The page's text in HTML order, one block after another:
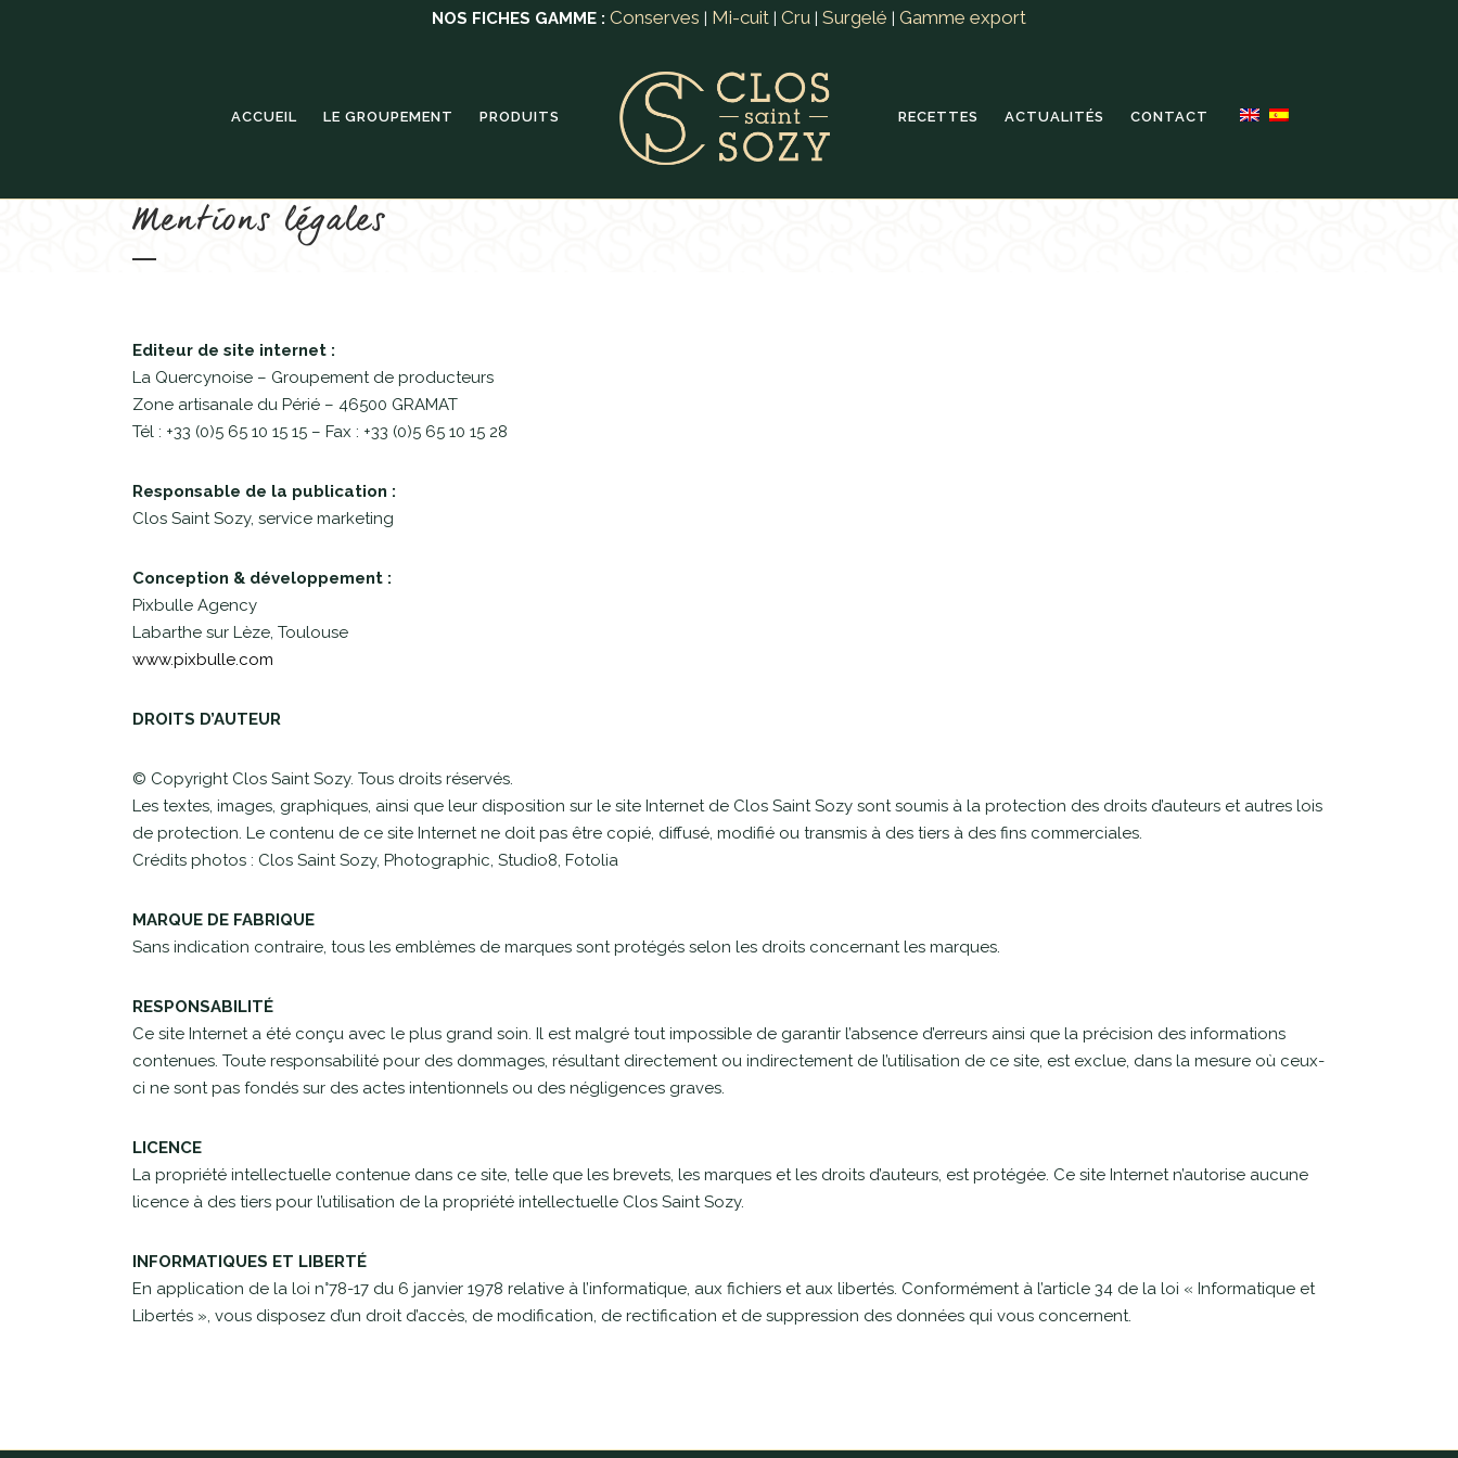
NOS FICHES GAMME : Conserves | Mi-cuit | Cru | Surgelé | Gamme export
ACCUEIL LE GROUPEMENT PRODUITS RECETTES ACTUALITÉS CONTACT
Mentions légales
Editeur de site internet :
La Quercynoise – Groupement de producteurs
Zone artisanale du Périé – 46500 GRAMAT
Tél : +33 (0)5 65 10 15 15 – Fax : +33 (0)5 65 10 15 28
Responsable de la publication :
Clos Saint Sozy, service marketing
Conception & développement :
Pixbulle Agency
Labarthe sur Lèze, Toulouse
www.pixbulle.com
DROITS D’AUTEUR
© Copyright Clos Saint Sozy. Tous droits réservés.
Les textes, images, graphiques, ainsi que leur disposition sur le site Internet de Clos Saint Sozy sont soumis à la protection des droits d’auteurs et autres lois
de protection. Le contenu de ce site Internet ne doit pas être copié, diffusé, modifié ou transmis à des tiers à des fins commerciales.
Crédits photos : Clos Saint Sozy, Photographic, Studio8, Fotolia
MARQUE DE FABRIQUE
Sans indication contraire, tous les emblèmes de marques sont protégés selon les droits concernant les marques.
RESPONSABILITÉ
Ce site Internet a été conçu avec le plus grand soin. Il est malgré tout impossible de garantir l’absence d’erreurs ainsi que la précision des informations
contenues. Toute responsabilité pour des dommages, résultant directement ou indirectement de l’utilisation de ce site, est exclue, dans la mesure où ceux-
ci ne sont pas fondés sur des actes intentionnels ou des négligences graves.
LICENCE
La propriété intellectuelle contenue dans ce site, telle que les brevets, les marques et les droits d’auteurs, est protégée. Ce site Internet n’autorise aucune
licence à des tiers pour l’utilisation de la propriété intellectuelle Clos Saint Sozy.
INFORMATIQUES ET LIBERTÉ
En application de la loi n°78-17 du 6 janvier 1978 relative à l’informatique, aux fichiers et aux libertés. Conformément à l’article 34 de la loi « Informatique et
Libertés », vous disposez d’un droit d’accès, de modification, de rectification et de suppression des données qui vous concernent.